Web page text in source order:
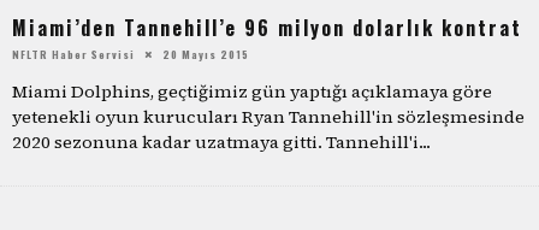
Miami’den Tannehill’e 96 milyon dolarlık kontrat
NFLTR Haber Servisi 20 Mayıs 2015
Miami Dolphins, geçtiğimiz gün yaptığı açıklamaya göre
yetenekli oyun kurucuları Ryan Tannehill'in sözleşmesinde
2020 sezonuna kadar uzatmaya gitti. Tannehill'i...